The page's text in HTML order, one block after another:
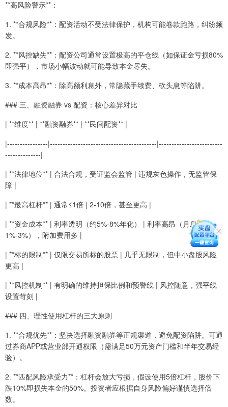
**高风险警示**：
1. **合规风险**：配资活动不受法律保护，机构可能卷款跑路，纠纷频
发。
2. **风控缺失**：配资公司通常设置极高的平仓线（如保证金亏损80%
即强平），市场小幅波动就可能导致本金尽失。
3. **成本高昂**：除高额利息外，常隐藏手续费、砍头息等陷阱。
### 三、融资融券 vs 配资：核心差异对比
| **维度** | **融资融券** | **民间配资** |
|----------------|------------------------------------------|-------------------------
--------------|
| **法律地位** | 合法合规，受证监会监管 | 违规灰色操作，无监管保
障 |
| **最高杠杆** | 通常≤1倍 | 2-10倍，甚至更高 |
| **资金成本** | 利率透明（约5%-8%年化） | 利率高昂（月息可达
1%-3%），附加费用多 |
| **标的限制** | 仅限交易所标的股票 | 几乎无限制，但中小盘股风险
更高 |
| **风控机制** | 有明确的维持担保比例和预警线 | 风控随意，强平线
设置苛刻 |
### 四、理性使用杠杆的三大原则
1. **合规优先**：坚决选择融资融券等正规渠道，避免配资陷阱。可通
过券商APP或营业部开通权限（需满足50万元资产门槛和半年交易经
验）。
2. **匹配风险承受力**：杠杆会放大亏损，假设使用5倍杠杆，股价下
跌10%即损失本金的50%。投资者应根据自身风险偏好谨慎选择倍
数。